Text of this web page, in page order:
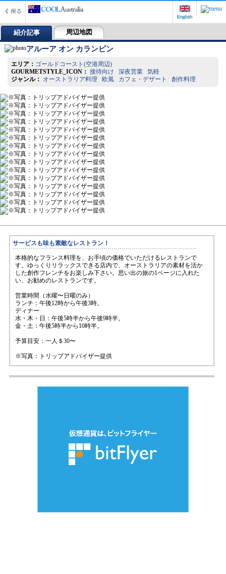
紹介記事 周辺地図
アルーア オン カランビン
エリア： ゴールドコースト(空港周辺)
GOURMETSTYLE_ICON： 接待向け 深夜営業 気軽
ジャンル： オーストラリア料理 欧風 カフェ・デザート 創作料理
サービスも味も素敵なレストラン！
本格的なフランス料理を、お手頃の価格でいただけるレストランで
す。ゆっくりリラックスできる店内で、オーストラリアの素材を活か
した創作フレンチをお楽しみ下さい。思い出の旅の1ページに入れた
い、お勧めのレストランです。
営業時間（水曜〜日曜のみ）
ランチ：午後12時から午後3時。
ディナー
水・木・日：午後5時半から午後9時半。
金・土：午後5時半から10時半。
予算目安：一人＄30〜
※写真：トリップアドバイザー提供